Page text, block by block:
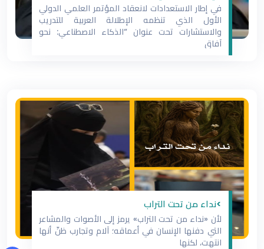
في إطار الاستعدادات لانعقاد المؤتمر العلمي الدولي
الأول الذي تنظمه الإطلالة العربية للتدريب
والاستشارات تحت عنوان “الذكاء الاصطناعي: نحو
آفاق
>نداء من تحت التراب
لأن «نداء من تحت التراب» يرمز إلى الأصوات والمشاعر
التي دفنها الإنسان في أعماقه؛ آلام وتجارب ظنّ أنها
انتهت، لكنها